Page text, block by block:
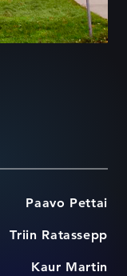
Paavo Pettai
Triin Ratassepp
Kaur Martin